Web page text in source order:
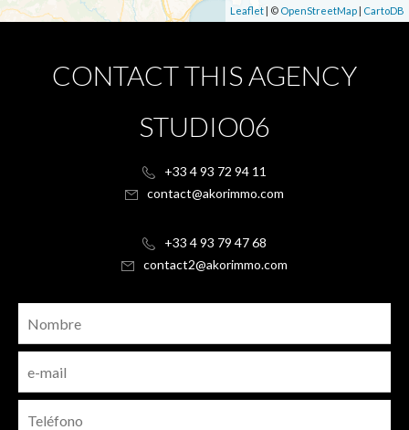
Leaflet| © OpenStreetMap | CartoDB
CONTACT THIS AGENCY
STUDIO06
+33 4 93 72 94 11
contact@akorimmo.com
+33 4 93 79 47 68
contact2@akorimmo.com